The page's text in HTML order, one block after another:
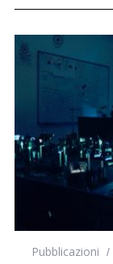
Pubblicazioni